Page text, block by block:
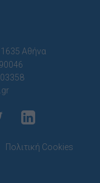
Αθήνα
Πολιτική Cookies